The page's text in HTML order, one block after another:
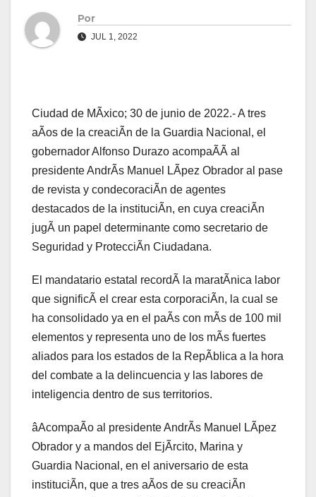
Por
JUL 1, 2022
Ciudad de MÃxico; 30 de junio de 2022.- A tres
aÃos de la creaciÃn de la Guardia Nacional, el
gobernador Alfonso Durazo acompaÃÃ al
presidente AndrÃs Manuel LÃpez Obrador al pase
de revista y condecoraciÃn de agentes
destacados de la instituciÃn, en cuya creaciÃn
jugÃ un papel determinante como secretario de
Seguridad y ProtecciÃn Ciudadana.
El mandatario estatal recordÃ la maratÃnica labor
que significÃ el crear esta corporaciÃn, la cual se
ha consolidado ya en el paÃs con mÃs de 100 mil
elementos y representa uno de los mÃs fuertes
aliados para los estados de la RepÃblica a la hora
del combate a la delincuencia y las labores de
inteligencia dentro de sus territorios.
âAcompaÃo al presidente AndrÃs Manuel LÃpez
Obrador y a mandos del EjÃrcito, Marina y
Guardia Nacional, en el aniversario de esta
instituciÃn, que a tres aÃos de su creaciÃn